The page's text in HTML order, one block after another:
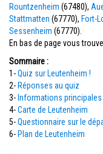
Rountzenheim (67480),
Stattmatten (67770), Fort-
Sessenheim (67770).
En bas de page vous
Sommaire :
1-Quiz sur Leutenheim !
2- Réponses au quiz
3- Informations
4-Carte de Leutenheim
5-Questionnaire sur le
6- Plan de Leutenheim